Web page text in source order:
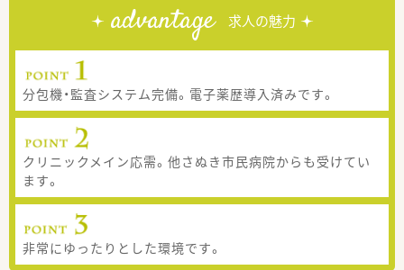
advantage 求人の魅力
分包機・監査システム完備。電子薬歴導入済みです。
クリニックメイン応需。他さぬき市民病院からも受けてい
ます。
非常にゆったりとした環境です。